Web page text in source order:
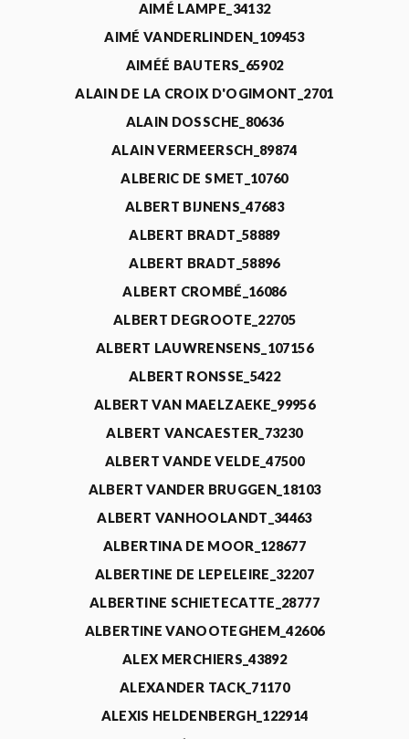
AIMÉ LAMPE_34132
AIMÉ VANDERLINDEN_109453
AIMÉÉ BAUTERS_65902
ALAIN DE LA CROIX D'OGIMONT_2701
ALAIN DOSSCHE_80636
ALAIN VERMEERSCH_89874
ALBERIC DE SMET_10760
ALBERT BIJNENS_47683
ALBERT BRADT_58889
ALBERT BRADT_58896
ALBERT CROMBÉ_16086
ALBERT DEGROOTE_22705
ALBERT LAUWRENSENS_107156
ALBERT RONSSE_5422
ALBERT VAN MAELZAEKE_99956
ALBERT VANCAESTER_73230
ALBERT VANDE VELDE_47500
ALBERT VANDER BRUGGEN_18103
ALBERT VANHOOLANDT_34463
ALBERTINA DE MOOR_128677
ALBERTINE DE LEPELEIRE_32207
ALBERTINE SCHIETECATTE_28777
ALBERTINE VANOOTEGHEM_42606
ALEX MERCHIERS_43892
ALEXANDER TACK_71170
ALEXIS HELDENBERGH_122914